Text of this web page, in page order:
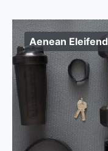
Aenean Eleifend